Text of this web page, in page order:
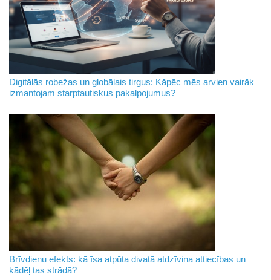
Digitālās robežas un globālais tirgus: Kāpēc mēs arvien vairāk
izmantojam starptautiskus pakalpojumus?
Brīvdienu efekts: kā īsa atpūta divatā atdzīvina attiecības un
kādēļ tas strādā?